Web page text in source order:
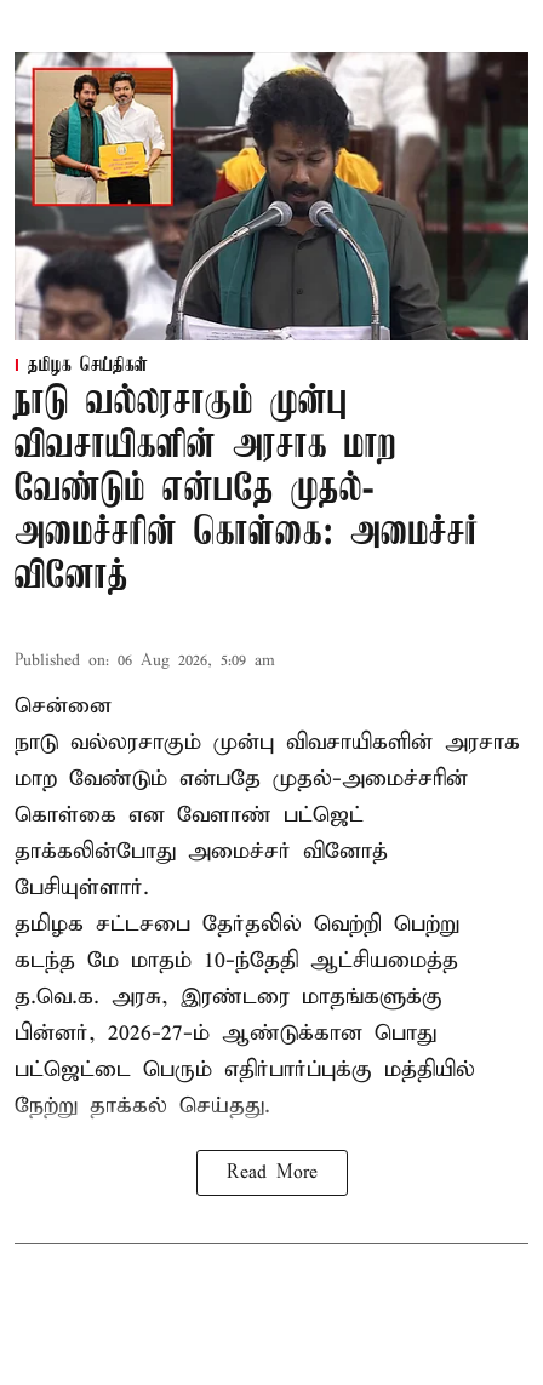
தமிழக செய்திகள்
நாடு வல்லரசாகும் முன்பு
விவசாயிகளின் அரசாக மாற
வேண்டும் என்பதே முதல்-
அமைச்சரின் கொள்கை: அமைச்சர்
வினோத்
Published on: 06 Aug 2026, 5:09 am
சென்னை
நாடு வல்லரசாகும் முன்பு விவசாயிகளின் அரசாக
மாற வேண்டும் என்பதே முதல்-அமைச்சரின்
கொள்கை என வேளாண் பட்ஜெட்
தாக்கலின்போது அமைச்சர் வினோத்
பேசியுள்ளார்.
தமிழக சட்டசபை தேர்தலில் வெற்றி பெற்று
கடந்த மே மாதம் 10-ந்தேதி ஆட்சியமைத்த
த.வெ.க. அரசு, இரண்டரை மாதங்களுக்கு
பின்னர், 2026-27-ம் ஆண்டுக்கான பொது
பட்ஜெட்டை பெரும் எதிர்பார்ப்புக்கு மத்தியில்
நேற்று தாக்கல் செய்தது.
Read More